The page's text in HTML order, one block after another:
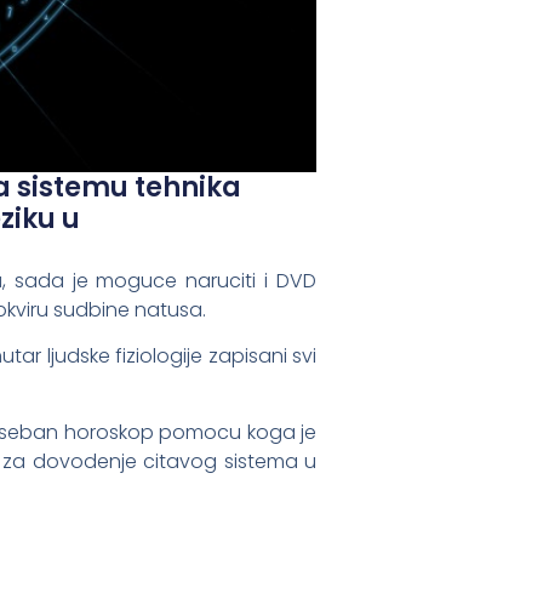
sistemu tehnika
u
sada je moguce naruciti i DVD
sudbine natusa.
ljudske fiziologije zapisani svi
horoskop pomocu koga je
dovodenje citavog sistema u